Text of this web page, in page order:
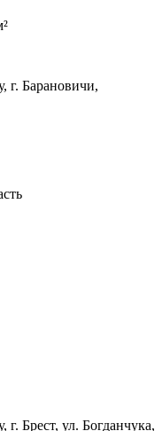
г. Барановичи,
Брест, ул. Богданчука,